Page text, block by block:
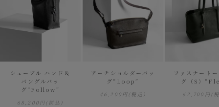
シェーブル ハンド＆
バングルバッ
グ“Follow”
68,200円(税込)
アーチショルダーバッ
グ“Loop”
46,200円(税込)
ファスナート
グ（S）
62,700円(